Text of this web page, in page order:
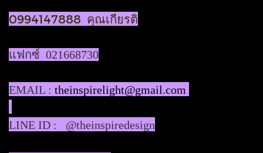
0994147888 คุณเกียรติ
แฟกซ์ 021668730
EMAIL : theinspirelight@gmail.com
LINE ID : @theinspiredesign